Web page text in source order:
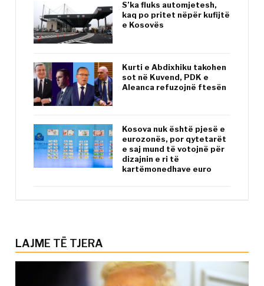
S’ka fluks automjetesh,
kaq po pritet nëpër kufijtë
e Kosovës
Kurti e Abdixhiku takohen
sot në Kuvend, PDK e
Aleanca refuzojnë ftesën
Kosova nuk është pjesë e
eurozonës, por qytetarët
e saj mund të votojnë për
dizajnin e ri të
kartëmonedhave euro
LAJME TË TJERA